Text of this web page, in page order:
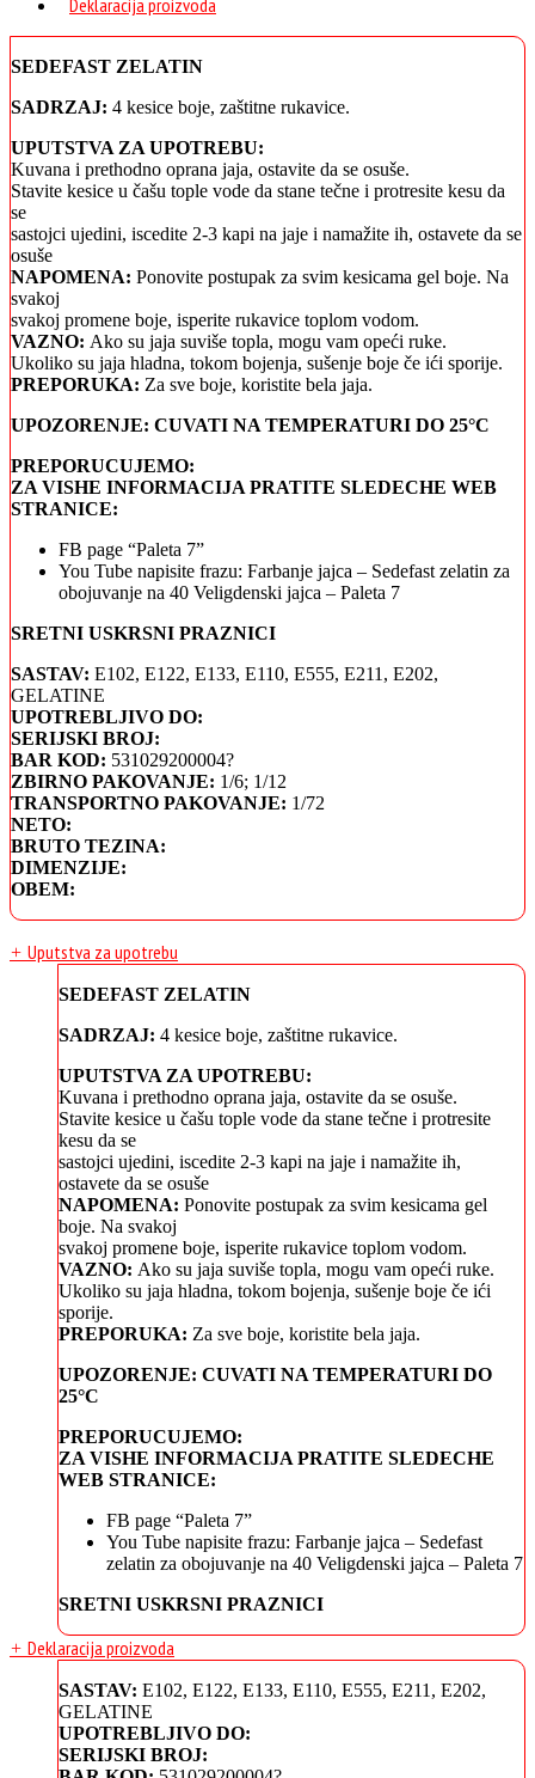
SEDEFAST ZELATIN
SADRZAJ: 4 kesice boje, zaštitne rukavice.
UPUTSTVA ZA UPOTREBU:
Kuvana i prethodno oprana jaja, ostavite da se osuše.
Stavite kesice u čašu tople vode da stane tečne i protresite kesu da
se
sastojci ujedini, iscedite 2-3 kapi na jaje i namažite ih, ostavete da se
osuše
NAPOMENA: Ponovite postupak za svim kesicama gel boje. Na
svakoj
svakoj promene boje, isperite rukavice toplom vodom.
VAZNO: Ako su jaja suviše topla, mogu vam opeći ruke.
Ukoliko su jaja hladna, tokom bojenja, sušenje boje če ići sporije.
PREPORUKA: Za sve boje, koristite bela jaja.
UPOZORENJE: CUVATI NA TEMPERATURI DO 25°C
PREPORUCUJEMO:
ZA VISHE INFORMACIJA PRATITE SLEDECHE WEB
STRANICE:
FB page “Paleta 7”
You Tube napisite frazu: Farbanje jajca – Sedefast zelatin za
obojuvanje na 40 Veligdenski jajca – Paleta 7
SRETNI USKRSNI PRAZNICI
SASTAV: Е102, Е122, Е133, E110, Е555, E211, E202,
GELATINE
UPOTREBLJIVO DO:
SERIJSKI BROJ:
BAR KOD: 531029200004?
ZBIRNO PAKOVANJE: 1/6; 1/12
TRANSPORTNO PAKOVANJE: 1/72
NETO:
BRUTO TEZINA:
DIMENZIJE:
OBEM:
+ Uputstva za upotrebu
SEDEFAST ZELATIN
SADRZAJ: 4 kesice boje, zaštitne rukavice.
UPUTSTVA ZA UPOTREBU:
Kuvana i prethodno oprana jaja, ostavite da se osuše.
Stavite kesice u čašu tople vode da stane tečne i protresite
kesu da se
sastojci ujedini, iscedite 2-3 kapi na jaje i namažite ih,
ostavete da se osuše
NAPOMENA: Ponovite postupak za svim kesicama gel
boje. Na svakoj
svakoj promene boje, isperite rukavice toplom vodom.
VAZNO: Ako su jaja suviše topla, mogu vam opeći ruke.
Ukoliko su jaja hladna, tokom bojenja, sušenje boje če ići
sporije.
PREPORUKA: Za sve boje, koristite bela jaja.
UPOZORENJE: CUVATI NA TEMPERATURI DO
25°C
PREPORUCUJEMO:
ZA VISHE INFORMACIJA PRATITE SLEDECHE
WEB STRANICE:
FB page “Paleta 7”
You Tube napisite frazu: Farbanje jajca – Sedefast
zelatin za obojuvanje na 40 Veligdenski jajca – Paleta 7
SRETNI USKRSNI PRAZNICI
+ Deklaracija proizvoda
SASTAV: Е102, Е122, Е133, E110, Е555, E211, E202,
GELATINE
UPOTREBLJIVO DO:
SERIJSKI BROJ: